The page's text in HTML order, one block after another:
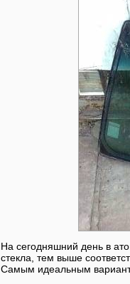
На сегодняшний день в
стекла, тем выше
Самым идеальным